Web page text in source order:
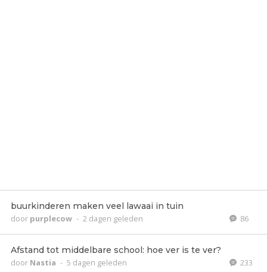
buurkinderen maken veel lawaai in tuin
door purplecow - 2 dagen geleden 86
Afstand tot middelbare school: hoe ver is te ver?
door Nastia - 5 dagen geleden 233